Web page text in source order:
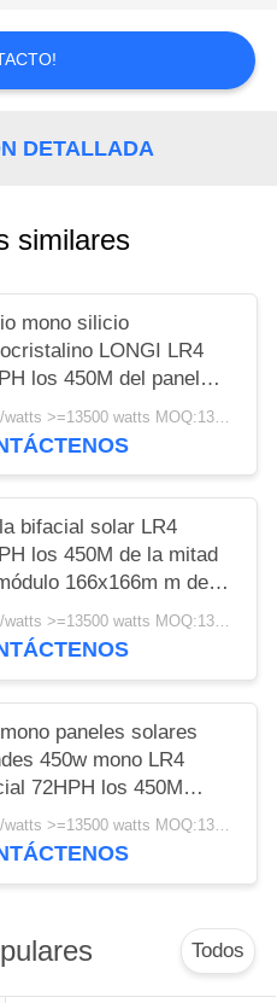
DETALLADA
similares
mono silicio
LONGI LR4
los 450M del panel
de la célula 450w 25
de garantía
bifacial solar LR4
los 450M de la mitad
166x166m m de
Longi
$0.25/watts >=13500 watts MOQ:13500 watts
paneles solares
450w mono LR4
72HPH los 450M
de Longi
$0.25/watts >=13500 watts MOQ:13500 vatios
Todos